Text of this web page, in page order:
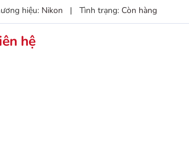
hiệu: Nikon | Tình trạng: Còn hàng
hệ